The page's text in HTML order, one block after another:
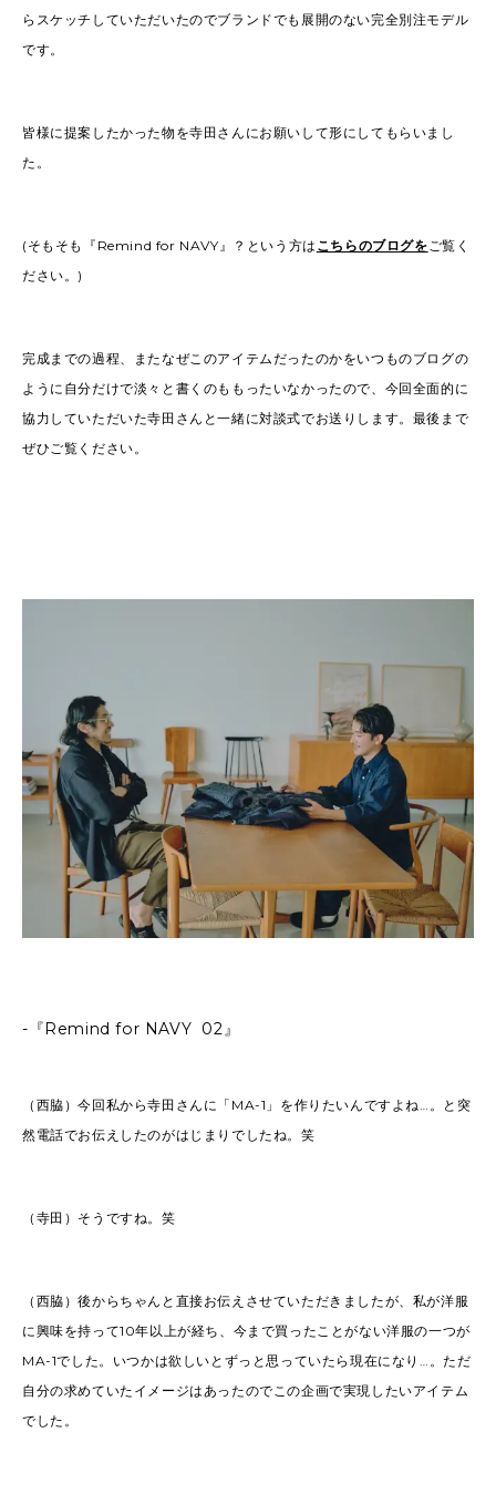
らスケッチしていただいたのでブランドでも展開のない完全別注モデル
です。
皆様に提案したかった物を寺田さんにお願いして形にしてもらいまし
た。
(そもそも『Remind for NAVY』？という方は こちらのブログをご覧く
ださい。)
完成までの過程、またなぜこのアイテムだったのかをいつものブログの
ように自分だけで淡々と書くのももったいなかったので、今回全面的に
協力していただいた寺田さんと一緒に対談式でお送りします。最後まで
ぜひご覧ください。
-『Remind for NAVY 02』
（西脇）今回私から寺田さんに「MA-1」を作りたいんですよね…。と突
然電話でお伝えしたのがはじまりでしたね。笑
（寺田）そうですね。笑
（西脇）後からちゃんと直接お伝えさせていただきましたが、私が洋服
に興味を持って10年以上が経ち、今まで買ったことがない洋服の一つが
MA-1でした。いつかは欲しいとずっと思っていたら現在になり…。ただ
自分の求めていたイメージはあったのでこの企画で実現したいアイテム
でした。